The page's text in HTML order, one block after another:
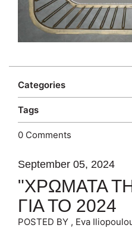
Categories
Tags
0 Comments
September 05, 2024
"ΧΡΩΜΑΤΑ
ΓΙΑ ΤΟ 2024
POSTED BY , Eva